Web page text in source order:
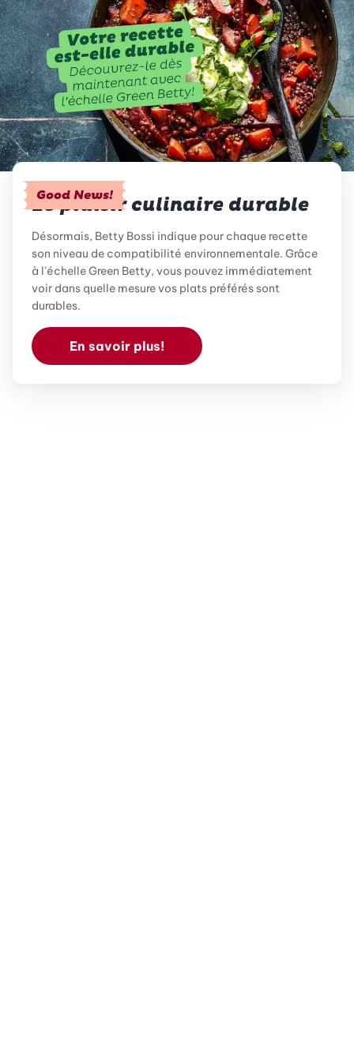
Good News!
Le plaisir culinaire durable
Désormais, Betty Bossi indique pour chaque recette
son niveau de compatibilité environnementale. Grâce
à l'échelle Green Betty, vous pouvez immédiatement
voir dans quelle mesure vos plats préférés sont
durables.
En savoir plus!